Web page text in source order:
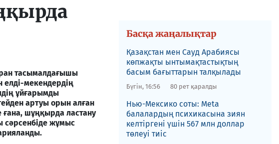
тасымалдағышы
елді-мекендердің
ұйғарымды
артуы орын алған
шұңқырда ластану
жұмыс
Басқа жаңалықтар
Қазақстан мен Сауд Арабиясы
көпжақты ынтымақтастықтың
басым бағыттарын талқылады
Бүгін, 16:56 80 рет қаралды
Нью-Мексико соты​: Meta
балалардың психикасына зиян
келтіргені үшін 567 млн доллар
төлеуі тиіс